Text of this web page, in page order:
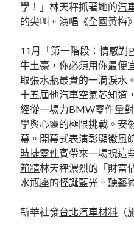
學！」林天秤抓著她的汽
的尖叫。演唱《全國黃梅
11月「第一階段：情感對
牛土豪，你必須用你最便
取張水瓶最貴的一滴淚水
十五屆他汽車空氣芯知道
經從一場力BMW零件量對
學與心靈的極限挑戰。安
幕。開幕式表演彰顯徽風
時捷零件賓帶來一場視這
箱精林天秤濃烈的「財富
水瓶座的怪誕藍光。聽藝
新華社發台北汽車材料 （